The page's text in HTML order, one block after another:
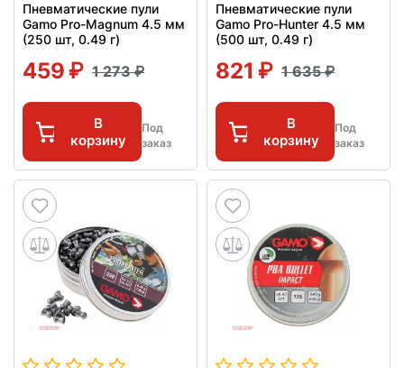
Пневматические пули
Gamo Pro-Magnum 4.5 мм
(250 шт, 0.49 г)
459 1 273
В
корзину
Под
заказ
Пневматические пули
Gamo Pro-Hunter 4.5 мм
(500 шт, 0.49 г)
821 1 635
В
корзину
Под
заказ